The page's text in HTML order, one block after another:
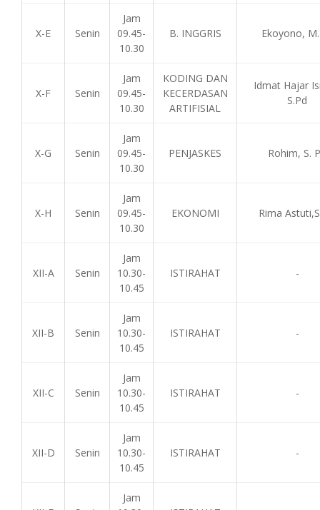
X-E Senin
Jam
09.45-
10.30
B. INGGRIS Ekoyono,
X-F Senin
Jam
09.45-
10.30
KODING DAN
KECERDASAN
ARTIFISIAL
Idmat Hajar
S.Pd
X-G Senin
Jam
09.45-
10.30
PENJASKES Rohim, S.
X-H Senin
Jam
09.45-
10.30
EKONOMI Rima
XII-A Senin
Jam
10.30-
10.45
ISTIRAHAT -
XII-B Senin
Jam
10.30-
10.45
ISTIRAHAT -
XII-C Senin
Jam
10.30-
10.45
ISTIRAHAT -
XII-D Senin
Jam
10.30-
10.45
ISTIRAHAT -
Jam